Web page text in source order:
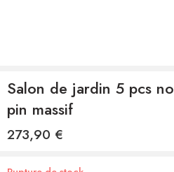
Salon de jardin 5 pcs
pin massif
273,90 €